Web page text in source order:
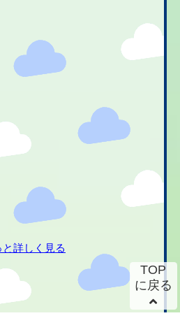
と詳しく見る
TOP
に戻る